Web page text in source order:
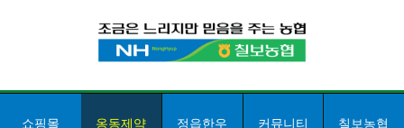
쇼핑몰 옹동제약 정읍한우 커뮤니티 칠보농협